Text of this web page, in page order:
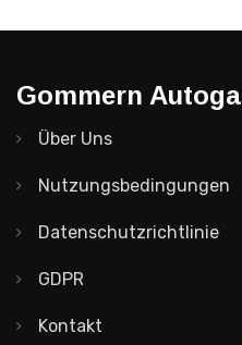
Gommern
Über Uns
Nutzungsbedingungen
Datenschutzrichtlinie
GDPR
Kontakt